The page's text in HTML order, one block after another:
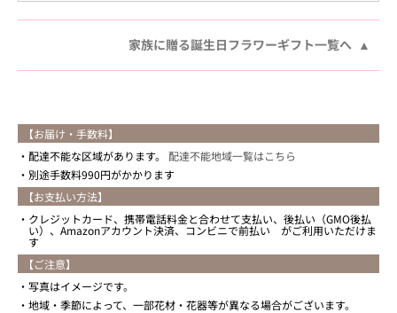
家族に贈る誕生日フラワーギフト一覧へ
【お届け・手数料】
配達不能な区域があります。 配達不能地域一覧はこちら
別途手数料990円がかかります
【お支払い方法】
クレジットカード、携帯電話料金と合わせて支払い、後払い（GMO後払
い）、Amazonアカウント決済、コンビニで前払い がご利用いただけま
す
【ご注意】
写真はイメージです。
地域・季節によって、一部花材・花器等が異なる場合がございます。